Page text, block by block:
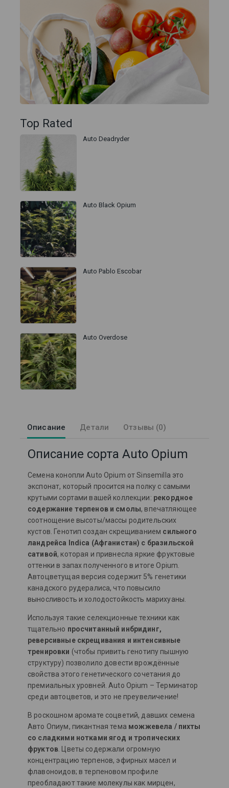
Top Rated
Auto Deadryder
Auto Black Opium
Auto Pablo Escobar
Auto Overdose
Описание Детали Отзывы (0)
Описание сорта Auto Opium
Семена конопли Auto Opium от Sinsemilla это
экспонат, который просится на полку с самыми
крутыми сортами вашей коллекции: рекордное
содержание терпенов и смолы, впечатляющее
соотнощение высоты/массы родительских
кустов. Генотип создан скрещиванием сильного
ландрейса Indica (Афганистан) с бразильской
сативой, которая и привнесла яркие фруктовые
оттенки в запах полученного в итоге Opium.
Автоцветущая версия содержит 5% генетики
канадского рудералиса, что повысило
выносливость и холодостойкость марихуаны.
Используя такие селекционные техники как
тщательно просчитанный инбридинг,
реверсивные скрещивания и интенсивные
тренировки (чтобы привить генотипу пышную
структуру) позволило довести врождённые
свойства этого генетического сочетания до
премиальных уровней. Auto Opium – Терминатор
среди автоцветов, и это не преувеличение!
В роскошном аромате соцветий, давших семена
Авто Опиум, пикантная тема можжевела / пихты
со сладкими нотками ягод и тропических
фруктов . Цветы содержали огромную
концентрацию терпенов, эфирных масел и
флавоноидов; в терпеновом профиле
преобладают такие молекулы как мирцен,